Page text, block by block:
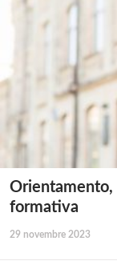
Orientamento,
formativa
29 novembre 2023